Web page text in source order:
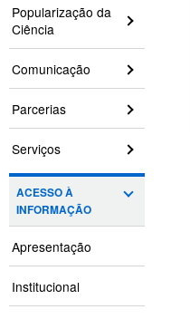
Popularização da
Ciência
Comunicação
Parcerias
Serviços
ACESSO À
INFORMAÇÃO
Apresentação
Institucional